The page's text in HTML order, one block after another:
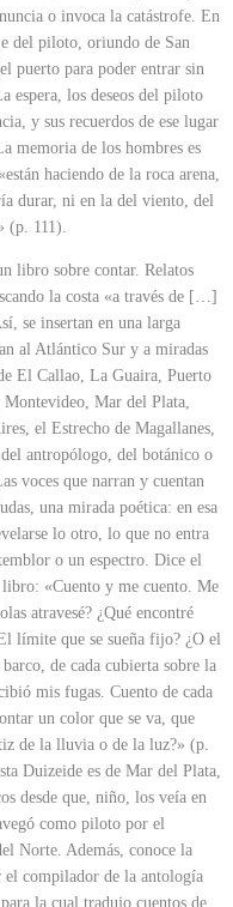
o invoca la catástrofe. En
del piloto, oriundo de San
puerto para poder entrar sin
espera, los deseos del piloto
y sus recuerdos de ese lugar
memoria de los hombres es
haciendo de la roca arena,
durar, ni en la del viento, del
(p. 111).
libro sobre contar. Relatos
la costa «a través de […]
se insertan en una larga
al Atlántico Sur y a miradas
El Callao, La Guaira, Puerto
Mar del Plata,
el Estrecho de Magallanes,
antropólogo, del botánico o
voces que narran y cuentan
una mirada poética: en esa
lo otro, lo que no entra
o un espectro. Dice el
«Cuento y me cuento. Me
atravesé? ¿Qué encontré
límite que se sueña fijo? ¿O el
de cada cubierta sobre la
mis fugas. Cuento de cada
un color que se va, que
de la lluvia o de la luz?» (p.
Duizeide es de Mar del Plata,
desde que, niño, los veía en
como piloto por el
Norte. Además, conoce la
el compilador de la antología
la cual tradujo cuentos de,